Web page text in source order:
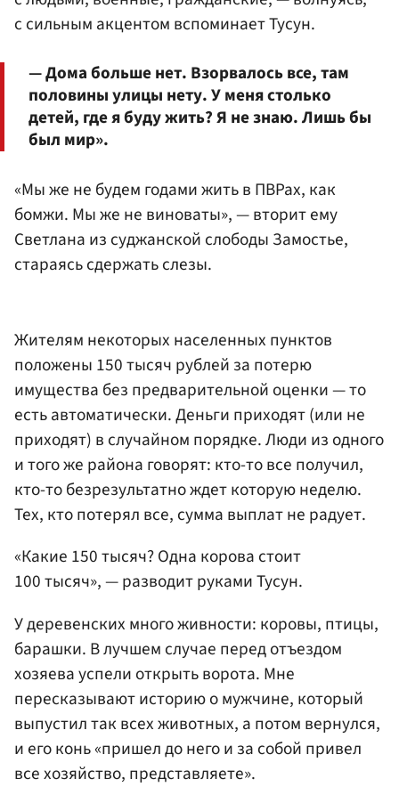
с сильным акцентом вспоминает Тусун.
— Дома больше нет. Взорвалось все, там
половины улицы нету. У меня столько
детей, где я буду жить? Я не знаю. Лишь бы
был мир».
«Мы же не будем годами жить в ПВРах, как
бомжи. Мы же не виноваты», — вторит ему
Светлана из суджанской слободы Замостье,
стараясь сдержать слезы.
Жителям некоторых населенных пунктов
положены 150 тысяч рублей за потерю
имущества без предварительной оценки — то
есть автоматически. Деньги приходят (или не
приходят) в случайном порядке. Люди из одного
и того же района говорят: кто-то все получил,
кто-то безрезультатно ждет которую неделю.
Тех, кто потерял все, сумма выплат не радует.
«Какие 150 тысяч? Одна корова стоит
100 тысяч», — разводит руками Тусун.
У деревенских много живности: коровы, птицы,
барашки. В лучшем случае перед отъездом
хозяева успели открыть ворота. Мне
пересказывают историю о мужчине, который
выпустил так всех животных, а потом вернулся,
и его конь «пришел до него и за собой привел
все хозяйство, представляете».